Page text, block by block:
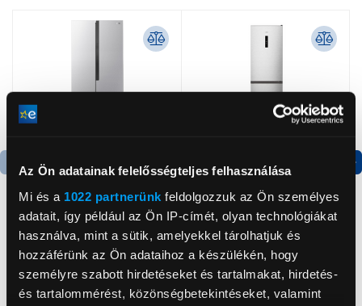
Az Ön adatainak felelősségteljes felhasználása
Mi és a 1022 partnerünk feldolgozzuk az Ön személyes
adatait, így például az Ön IP-címét, olyan technológiákat
használva, mint a sütik, amelyekkel tárolhatjuk és
hozzáférünk az Ön adataihoz a készülékén, hogy
személyre szabott hirdetéseket és tartalmakat, hirdetés-
és tartalommérést, közönségbetekintéseket, valamint
Gorenje NRS8182KX Side
by side hűtőszekrény
199 999 Ft
Gorenje N619EAXL4
Alulfagyasztós
kombinált hűtőszekrény
179 999 Ft